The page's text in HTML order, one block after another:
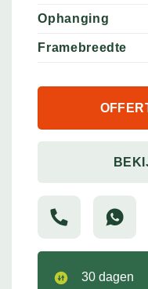
Ophanging
Framebreedte
30 dagen